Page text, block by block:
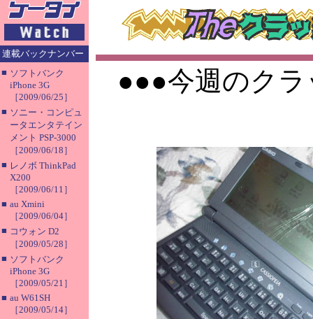
連載バックナンバー
■ ソフトバンク
iPhone 3G
［2009/06/25］
■ ソニー・コンピュ
ータエンタテイン
メント PSP-3000
［2009/06/18］
■ レノボ ThinkPad
X200
［2009/06/11］
■ au Xmini
［2009/06/04］
■ コウォン D2
［2009/05/28］
■ ソフトバンク
iPhone 3G
［2009/05/21］
■ au W61SH
［2009/05/14］
●●●今週のク